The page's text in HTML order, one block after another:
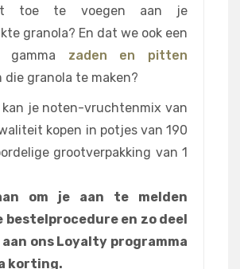
toe te voegen aan je
granola? En dat we ook een
gamma zaden en pitten
die granola te maken?
je noten-vruchtenmix van
kopen in potjes van 190
grootverpakking van 1
om je aan te melden
bestelprocedure en zo deel
ons Loyalty programma
korting.